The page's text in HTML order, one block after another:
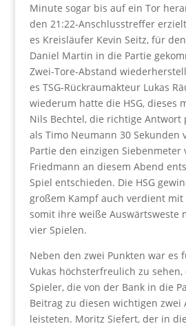
Minute sogar bis auf ein Tor
den 21:22-Anschlusstreffer
es Kreisläufer Kevin Seitz, für
Daniel Martin in die Partie
Zwei-Tore-Abstand
es TSG-Rückraumakteur Lukas
wiederum hatte die HSG, dieses
Nils Bechtel, die richtige Antwort
als Timo Neumann 30 Sekunden
Partie den einzigen Siebenmeter
Friedmann an diesem Abend
Spiel entschieden. Die HSG
großem Kampf auch verdient
somit ihre weiße Auswärtsweste
vier Spielen.
Neben den zwei Punkten war es
Vukas höchsterfreulich zu sehen,
Spieler, die von der Bank in die
Beitrag zu diesen wichtigen zwei
leisteten. Moritz Siefert, der in